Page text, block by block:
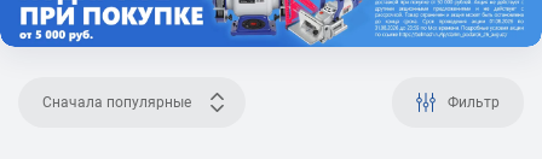
Сначала популярные Фильтр